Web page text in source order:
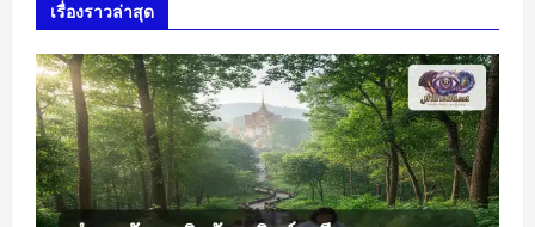
เรื่องราวล่าสุด